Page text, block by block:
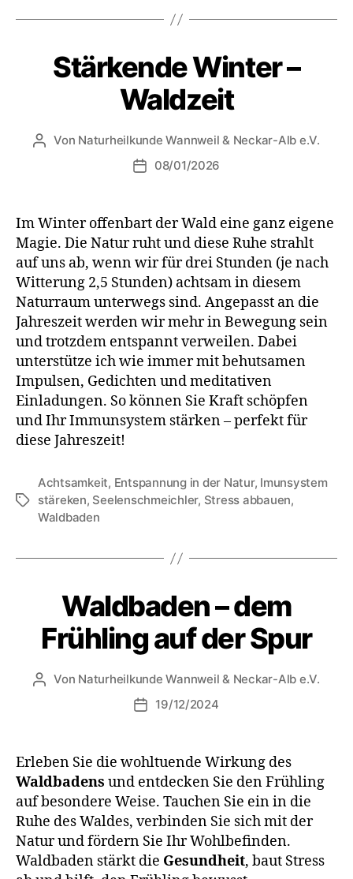
Stärkende Winter –
Waldzeit
Von Naturheilkunde Wannweil & Neckar-Alb e.V.
08/01/2026
Im Winter offenbart der Wald eine ganz eigene
Magie. Die Natur ruht und diese Ruhe strahlt
auf uns ab, wenn wir für drei Stunden (je nach
Witterung 2,5 Stunden) achtsam in diesem
Naturraum unterwegs sind. Angepasst an die
Jahreszeit werden wir mehr in Bewegung sein
und trotzdem entspannt verweilen. Dabei
unterstütze ich wie immer mit behutsamen
Impulsen, Gedichten und meditativen
Einladungen. So können Sie Kraft schöpfen
und Ihr Immunsystem stärken – perfekt für
diese Jahreszeit!
Achtsamkeit, Entspannung in der Natur, Imunsystem
stäreken, Seelenschmeichler, Stress abbauen,
Waldbaden
Waldbaden – dem
Frühling auf der Spur
Von Naturheilkunde Wannweil & Neckar-Alb e.V.
19/12/2024
Erleben Sie die wohltuende Wirkung des
Waldbadens und entdecken Sie den Frühling
auf besondere Weise. Tauchen Sie ein in die
Ruhe des Waldes, verbinden Sie sich mit der
Natur und fördern Sie Ihr Wohlbefinden.
Waldbaden stärkt die Gesundheit, baut Stress